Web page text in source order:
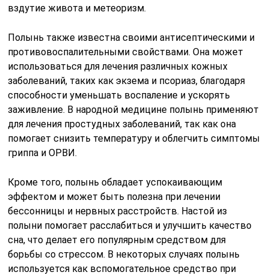
вздутие живота и метеоризм.
Полынь также известна своими антисептическими и
противовоспалительными свойствами. Она может
использоваться для лечения различных кожных
заболеваний, таких как экзема и псориаз, благодаря
способности уменьшать воспаление и ускорять
заживление. В народной медицине полынь применяют
для лечения простудных заболеваний, так как она
помогает снизить температуру и облегчить симптомы
гриппа и ОРВИ.
Кроме того, полынь обладает успокаивающим
эффектом и может быть полезна при лечении
бессонницы и нервных расстройств. Настой из
полыни помогает расслабиться и улучшить качество
сна, что делает его популярным средством для
борьбы со стрессом. В некоторых случаях полынь
используется как вспомогательное средство при